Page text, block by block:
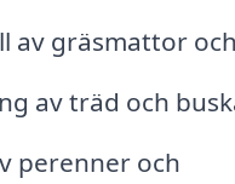
av gräsmattor
av träd och
perenner och